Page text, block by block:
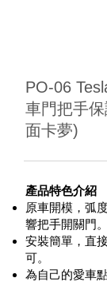
PO-06
車門把手
面卡夢)
產品特色介紹
原車開模，弧
響把手開關門。
安裝簡單，直
可。
為自己的愛車